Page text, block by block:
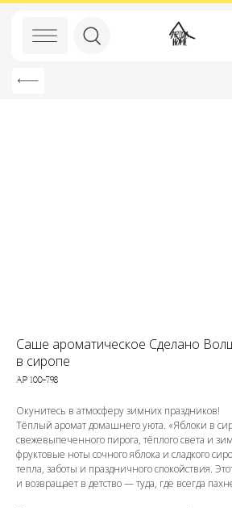
WB
Саше ароматическое Сделано
в сиропе
АР 100-798
Окунитесь в атмосферу зимних праздников!
Тёплый аромат домашнего уюта. «Яблоки в
свежевыпеченного пирога, тёплого света и
фруктовые ноты сочного яблока и сладкого
тепла, заботы и праздничного спокойствия.
и возвращает в детство — туда, где всегда